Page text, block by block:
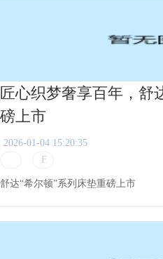
匠心织梦奢享百年，舒
磅上市
2026-01-04 15:20:35
舒达“希尔顿”系列床垫重磅上市